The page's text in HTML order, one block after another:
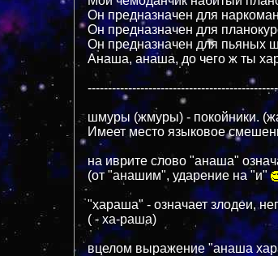
Он предназначен для
Он предназначен для
Он предназначен для пьяных
Анаша, анаша, до чего ж ты
шмуры (жмуры) - покойники.
Имеет место языковое
на иврите слово "анаша"
(от "анашим", ударение на "и"
"хараша" - означает злодеи,
( - ха-раша)
вцелом выражение "анаша